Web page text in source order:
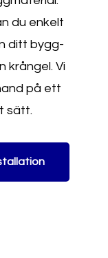
du enkelt
ditt bygg-
krångel. Vi
på ett
sätt.